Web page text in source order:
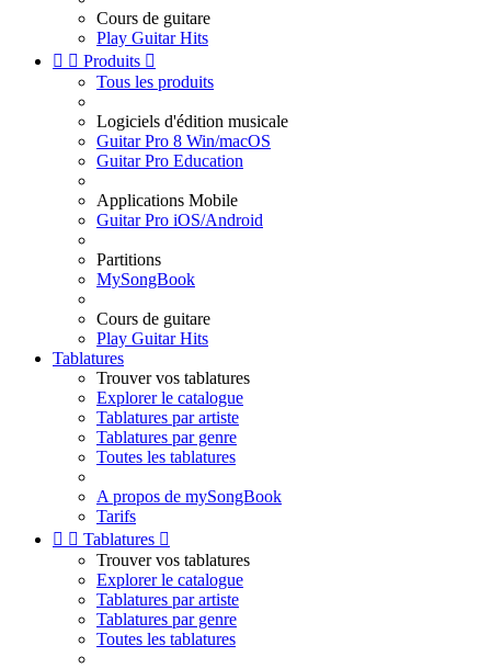
Cours de guitare
Play Guitar Hits
  Produits 
Tous les produits
Logiciels d'édition musicale
Guitar Pro 8 Win/macOS
Guitar Pro Education
Applications Mobile
Guitar Pro iOS/Android
Partitions
MySongBook
Cours de guitare
Play Guitar Hits
Tablatures
Trouver vos tablatures
Explorer le catalogue
Tablatures par artiste
Tablatures par genre
Toutes les tablatures
A propos de mySongBook
Tarifs
  Tablatures 
Trouver vos tablatures
Explorer le catalogue
Tablatures par artiste
Tablatures par genre
Toutes les tablatures